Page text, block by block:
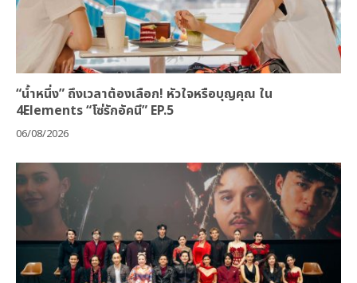
“น้ำหนึ่ง” ถึงเวลาต้องเลือก! หัวใจหรือบุญคุณ ใน
4Elements “โซ่รักอัคนี” EP.5
06/08/2026